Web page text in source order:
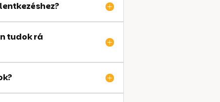
tudok rá